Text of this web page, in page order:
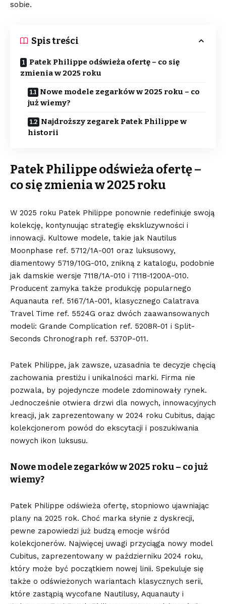
sobie.
Spis treści
Patek Philippe odświeża ofertę – co się
zmienia w 2025 roku
Nowe modele zegarków w 2025 roku – co
już wiemy?
Najdroższy zegarek Patek Philippe w
historii
Patek Philippe odświeża ofertę –
co się zmienia w 2025 roku
W 2025 roku Patek Philippe ponownie redefiniuje swoją
kolekcję, kontynuując strategię ekskluzywności i
innowacji. Kultowe modele, takie jak Nautilus
Moonphase ref. 5712/1A-001 oraz luksusowy,
diamentowy 5719/10G-010, znikną z katalogu, podobnie
jak damskie wersje 7118/1A-010 i 7118-1200A-010.
Producent zamyka także produkcję popularnego
Aquanauta ref. 5167/1A-001, klasycznego Calatrava
Travel Time ref. 5524G oraz dwóch zaawansowanych
modeli: Grande Complication ref. 5208R-01 i Split-
Seconds Chronograph ref. 5370P-011.
Patek Philippe, jak zawsze, uzasadnia te decyzje chęcią
zachowania prestiżu i unikalności marki. Firma nie
pozwala, by pojedyncze modele zdominowały rynek.
Jednocześnie otwiera drzwi dla nowych, innowacyjnych
kreacji, jak zaprezentowany w 2024 roku Cubitus, dając
kolekcjonerom powód do ekscytacji i poszukiwania
nowych ikon luksusu.
Nowe modele zegarków w 2025 roku – co już
wiemy?
Patek Philippe odświeża ofertę, stopniowo ujawniając
plany na 2025 rok. Choć marka słynie z dyskrecji,
pewne zapowiedzi już budzą emocje wśród
kolekcjonerów. Najwięcej uwagi przyciąga nowy model
Cubitus, zaprezentowany w październiku 2024 roku,
który może być początkiem nowej linii. Spekuluje się
także o odświeżonych wariantach klasycznych serii,
które zastąpią wycofane Nautilusy, Aquanauty i